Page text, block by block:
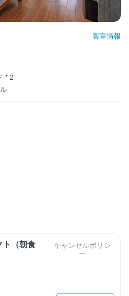
客室情報
* 2
ト（朝食
キャンセルポリシ
ー